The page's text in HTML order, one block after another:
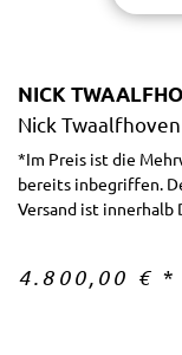
NICK
Nick
*Im Preis ist die
bereits inbegriffen.
Versand ist innerhalb
4.800,00 € *